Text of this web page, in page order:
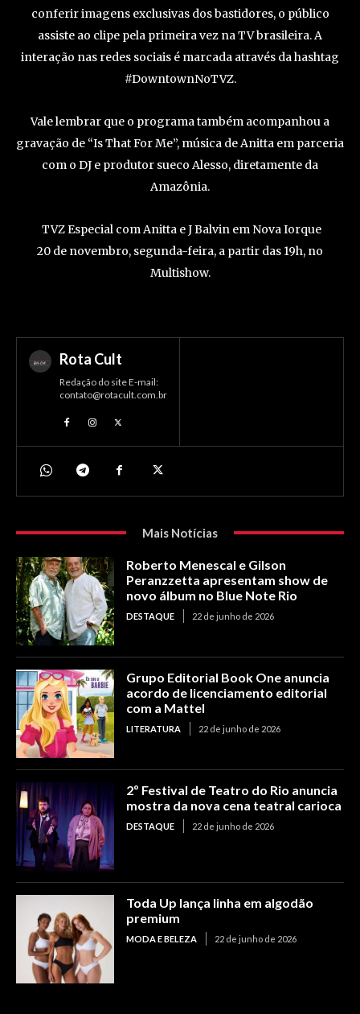
conferir imagens exclusivas dos bastidores, o público
assiste ao clipe pela primeira vez na TV brasileira. A
interação nas redes sociais é marcada através da hashtag
#DowntownNoTVZ.
Vale lembrar que o programa também acompanhou a
gravação de “Is That For Me”, música de Anitta em parceria
com o DJ e produtor sueco Alesso, diretamente da
Amazônia.
TVZ Especial com Anitta e J Balvin em Nova Iorque
20 de novembro, segunda-feira, a partir das 19h, no
Multishow.
Rota Cult
Redação do site E-mail:
contato@rotacult.com.br
Mais Notícias
Roberto Menescal e Gilson
Peranzzetta apresentam show de
novo álbum no Blue Note Rio
DESTAQUE 22 de junho de 2026
Grupo Editorial Book One anuncia
acordo de licenciamento editorial
com a Mattel
LITERATURA 22 de junho de 2026
2º Festival de Teatro do Rio anuncia
mostra da nova cena teatral carioca
DESTAQUE 22 de junho de 2026
Toda Up lança linha em algodão
premium
MODA E BELEZA 22 de junho de 2026